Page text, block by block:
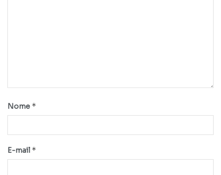
Nome *
E-mail *